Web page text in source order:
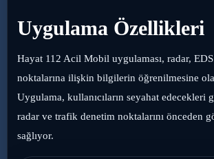
Uygulama Özellikleri
Hayat 112 Acil Mobil uygulaması, radar,
noktalarına ilişkin bilgilerin öğrenilmesine
Uygulama, kullanıcıların seyahat edecekleri
radar ve trafik denetim noktalarını önceden
sağlıyor.